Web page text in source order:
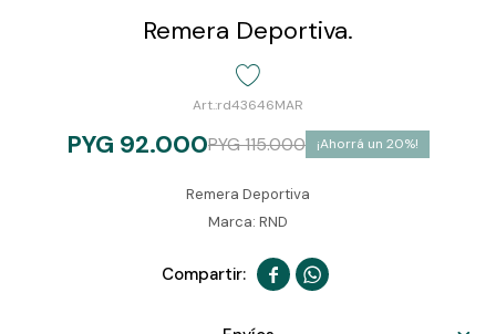
Remera Deportiva.
rd43646MAR
PYG 92.000PYG115.000 20
Remera Deportiva
Marca: RND
 